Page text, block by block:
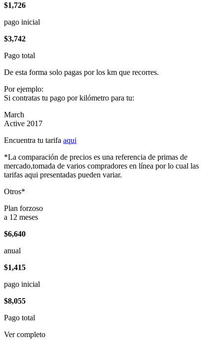
$1,726
pago inicial
$3,742
Pago total
De esta forma solo pagas por los km que recorres.
Por ejemplo:
Si contratas tu pago por kilómetro para tu:
March
Active 2017
Encuentra tu tarifa aqui
*La comparación de precios es una referencia de primas de
mercado,tomada de varios compradores en línea por lo cual las
tarifas aqui presentadas pueden variar.
Otros*
Plan forzoso
a 12 meses
$6,640
anual
$1,415
pago inicial
$8,055
Pago total
Ver completo